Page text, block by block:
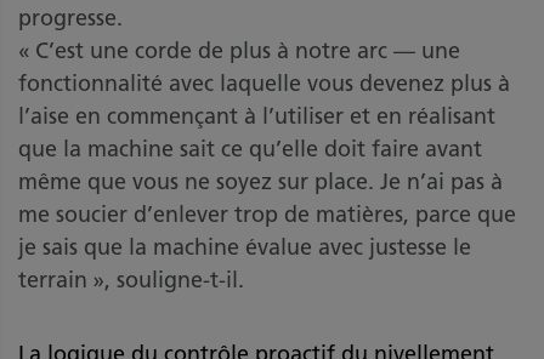
progresse.
« C’est une corde de plus à notre arc — une
fonctionnalité avec laquelle vous devenez plus à
l’aise en commençant à l’utiliser et en réalisant
que la machine sait ce qu’elle doit faire avant
même que vous ne soyez sur place. Je n’ai pas à
me soucier d’enlever trop de matières, parce que
je sais que la machine évalue avec justesse le
terrain », souligne-t-il.